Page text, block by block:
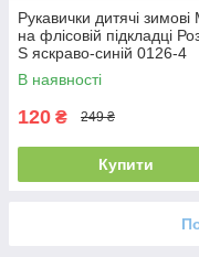
Рукавички дитячі зимові
на флісовій підкладці
S яскраво-синій 0126-4
В наявності
120 ₴ 249 ₴
Купити